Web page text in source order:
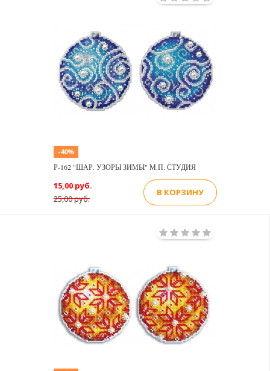
-40%
Р-162 "ШАР. УЗОРЫ ЗИМЫ" М.П. СТУДИЯ
25,00 руб.
15,00 руб.
В КОРЗИНУ